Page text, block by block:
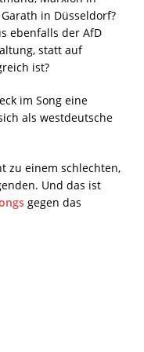
in Düsseldorf?
ebenfalls der AfD
statt auf
ist?
im Song eine
als westdeutsche
zu einem schlechten,
Und das ist
gegen das